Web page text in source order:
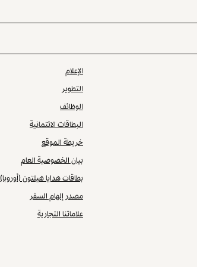
الإعلام
التطوير
الوظائف
البطاقات الائتمانية
خريطة الموقع
بيان الخصوصية العام
بطاقات هدايا هيلتون (أوروبا)
مصدر إلهام السفر
علاماتنا التجارية